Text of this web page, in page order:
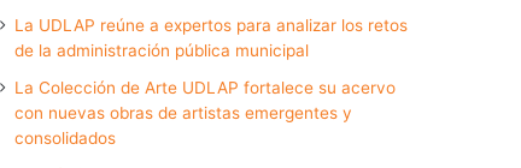
La UDLAP reúne a expertos para analizar los retos
de la administración pública municipal
La Colección de Arte UDLAP fortalece su acervo
con nuevas obras de artistas emergentes y
consolidados